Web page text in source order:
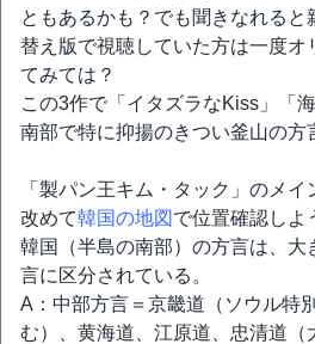
ともあるかも？でも聞きなれると
替え版で視聴していた方は一度オ
てみては？
この3作で「イタズラなKiss」「
南部で特に抑揚のきつい釜山の方
「製パン王キム・タック」のメイ
改めて韓国の地図 で位置確認しよ
韓国（半島の南部）の方言は、大
言に区分されている。
A：中部方言＝京畿道（ソウル特
む）、黄海道、江原道、忠清道（